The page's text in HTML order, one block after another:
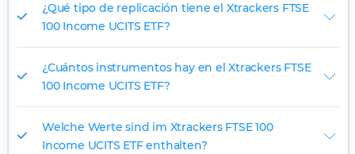
¿Qué tipo de replicación tiene el Xtrackers FTSE
100 Income UCITS ETF?
¿Cuántos instrumentos hay en el Xtrackers FTSE
100 Income UCITS ETF?
Welche Werte sind im Xtrackers FTSE 100
Income UCITS ETF enthalten?